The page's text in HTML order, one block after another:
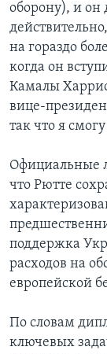
оборону), и он
на гораздо
когда он
Камалы Харрис
вице-
так что я
Официальные
что Рютте
поддержка
расходов на
европейской
По словам
ключевых